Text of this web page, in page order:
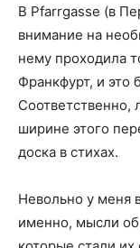
В Pfarrgasse (в
внимание на
нему проходила
Франкфурт, и это
Соответственно,
ширине этого
доска в стихах.
Невольно у меня
именно, мысли об